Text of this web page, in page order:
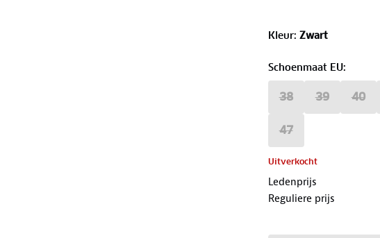
Kleur: Zwart
Schoenmaat EU:
38 39 40
47
Uitverkocht
Ledenprijs
Reguliere prijs